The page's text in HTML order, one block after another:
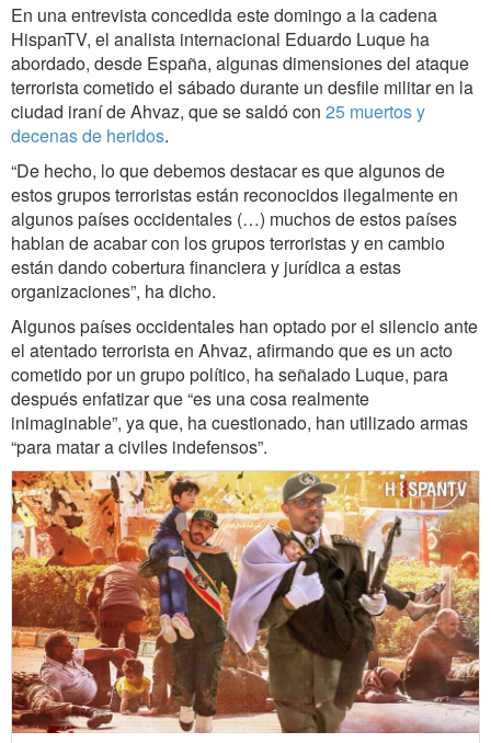
En una entrevista concedida este domingo a la cadena
HispanTV, el analista internacional Eduardo Luque ha
abordado, desde España, algunas dimensiones del ataque
terrorista cometido el sábado durante un desfile militar en la
ciudad iraní de Ahvaz, que se saldó con 25 muertos y
decenas de heridos.
“De hecho, lo que debemos destacar es que algunos de
estos grupos terroristas están reconocidos ilegalmente en
algunos países occidentales (…) muchos de estos países
hablan de acabar con los grupos terroristas y en cambio
están dando cobertura financiera y jurídica a estas
organizaciones”, ha dicho.
Algunos países occidentales han optado por el silencio ante
el atentado terrorista en Ahvaz, afirmando que es un acto
cometido por un grupo político, ha señalado Luque, para
después enfatizar que “es una cosa realmente
inimaginable”, ya que, ha cuestionado, han utilizado armas
“para matar a civiles indefensos”.